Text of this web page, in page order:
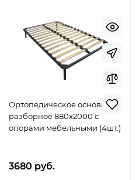
Ортопедическое основание
разборное 880х2000 с
опорами мебельными (4шт.)
3680 руб.